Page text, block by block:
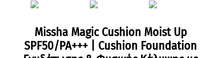
Missha Magic Cushion Moist Up
SPF50/PA+++ | Cushion Foundation